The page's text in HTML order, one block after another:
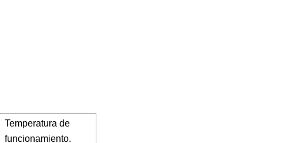
Temperatura de
funcionamiento.